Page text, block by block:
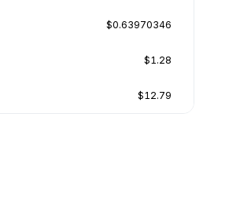
$0.63970346
$1.28
$12.79